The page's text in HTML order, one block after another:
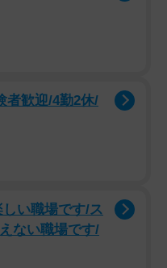
者歓迎/4勤2休/
い職場です/ス
ない職場です/